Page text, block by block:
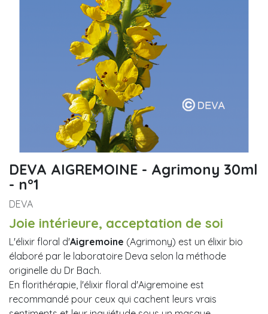
DEVA AIGREMOINE - Agrimony 30ml
- n°1
DEVA
Joie intérieure, acceptation de soi
L'élixir floral d'Aigremoine (Agrimony) est un élixir bio
élaboré par le laboratoire Deva selon la méthode
originelle du Dr Bach.
En florithérapie, l'élixir floral d'Aigremoine est
recommandé pour ceux qui cachent leurs vrais